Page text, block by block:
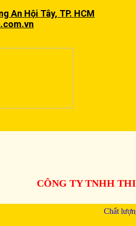
An Hội Tây, TP. HCM
CÔNG TY TNHH
Chất